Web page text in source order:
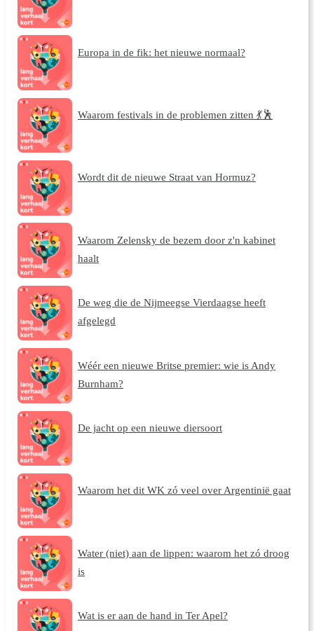
Europa in de fik: het nieuwe normaal?
Waarom festivals in de problemen zitten 💃🕺
Wordt dit de nieuwe Straat van Hormuz?
Waarom Zelensky de bezem door z'n kabinet
haalt
De weg die de Nijmeegse Vierdaagse heeft
afgelegd
Wéér een nieuwe Britse premier: wie is Andy
Burnham?
De jacht op een nieuwe diersoort
Waarom het dit WK zó veel over Argentinië gaat
Water (niet) aan de lippen: waarom het zó droog
is
Wat is er aan de hand in Ter Apel?